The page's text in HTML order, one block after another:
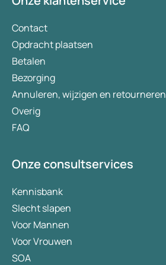
Contact
Opdracht plaatsen
Betalen
Bezorging
Annuleren, wijzigen en retourneren
Overig
FAQ
Onze consultservices
Kennisbank
Slecht slapen
Voor Mannen
Voor Vrouwen
SOA